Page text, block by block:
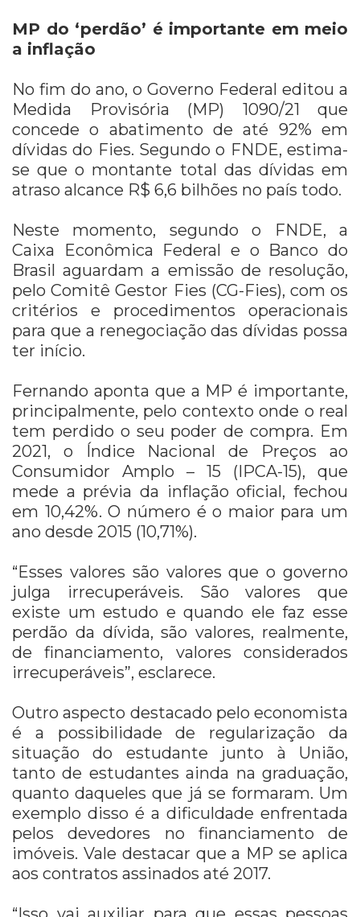
MP do ‘perdão’ é importante em meio
a inflação
No fim do ano, o Governo Federal editou a
Medida Provisória (MP) 1090/21 que
concede o abatimento de até 92% em
dívidas do Fies. Segundo o FNDE, estima-
se que o montante total das dívidas em
atraso alcance R$ 6,6 bilhões no país todo.
Neste momento, segundo o FNDE, a
Caixa Econômica Federal e o Banco do
Brasil aguardam a emissão de resolução,
pelo Comitê Gestor Fies (CG-Fies), com os
critérios e procedimentos operacionais
para que a renegociação das dívidas possa
ter início.
Fernando aponta que a MP é importante,
principalmente, pelo contexto onde o real
tem perdido o seu poder de compra. Em
2021, o Índice Nacional de Preços ao
Consumidor Amplo – 15 (IPCA-15), que
mede a prévia da inflação oficial, fechou
em 10,42%. O número é o maior para um
ano desde 2015 (10,71%).
“Esses valores são valores que o governo
julga irrecuperáveis. São valores que
existe um estudo e quando ele faz esse
perdão da dívida, são valores, realmente,
de financiamento, valores considerados
irrecuperáveis”, esclarece.
Outro aspecto destacado pelo economista
é a possibilidade de regularização da
situação do estudante junto à União,
tanto de estudantes ainda na graduação,
quanto daqueles que já se formaram. Um
exemplo disso é a dificuldade enfrentada
pelos devedores no financiamento de
imóveis. Vale destacar que a MP se aplica
aos contratos assinados até 2017.